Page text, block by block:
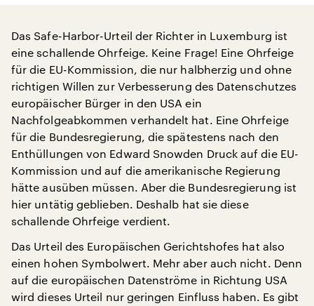
Das Safe-Harbor-Urteil der Richter in Luxemburg ist
eine schallende Ohrfeige. Keine Frage! Eine Ohrfeige
für die EU-Kommission, die nur halbherzig und ohne
richtigen Willen zur Verbesserung des Datenschutzes
europäischer Bürger in den USA ein
Nachfolgeabkommen verhandelt hat. Eine Ohrfeige
für die Bundesregierung, die spätestens nach den
Enthüllungen von Edward Snowden Druck auf die EU-
Kommission und auf die amerikanische Regierung
hätte ausüben müssen. Aber die Bundesregierung ist
hier untätig geblieben. Deshalb hat sie diese
schallende Ohrfeige verdient.
Das Urteil des Europäischen Gerichtshofes hat also
einen hohen Symbolwert. Mehr aber auch nicht. Denn
auf die europäischen Datenströme in Richtung USA
wird dieses Urteil nur geringen Einfluss haben. Es gibt